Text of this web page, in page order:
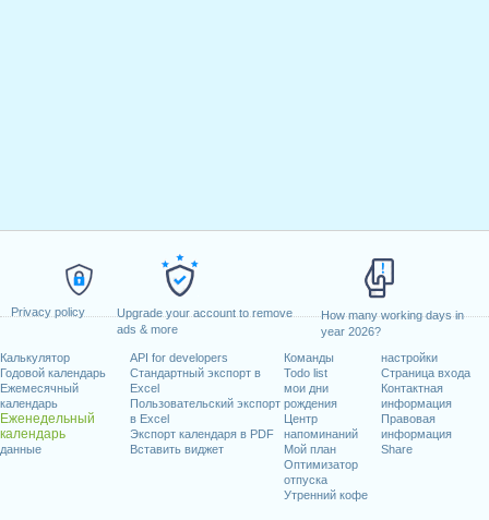
Privacy policy
Upgrade your account to remove
ads & more
How many working days in
year 2026?
Калькулятор
Годовой календарь
Ежемесячный
календарь
Еженедельный
календарь
данные
API for developers
Стандартный экспорт в
Excel
Пользовательский экспорт
в Excel
Экспорт календаря в PDF
Вставить виджет
Команды
Todo list
мои дни
рождения
Центр
напоминаний
Мой план
Оптимизатор
отпуска
Утренний кофе
настройки
Страница входа
Контактная
информация
Правовая
информация
Share